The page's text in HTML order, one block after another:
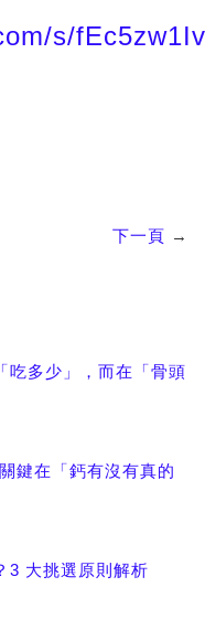
s/
下一頁 →
吃多少」，而在「骨頭
鍵在「鈣有沒有真的
3 大挑選原則解析